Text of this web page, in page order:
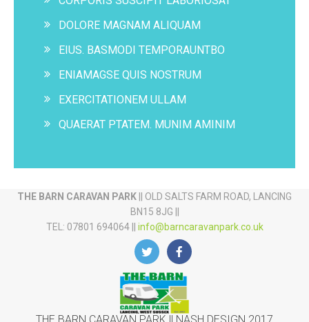
DOLORE MAGNAM ALIQUAM
EIUS. BASMODI TEMPORAUNTBO
ENIAMAGSE QUIS NOSTRUM
EXERCITATIONEM ULLAM
QUAERAT PTATEM. MUNIM AMINIM
THE BARN CARAVAN PARK || OLD SALTS FARM ROAD, LANCING
BN15 8JG ||
TEL: 07801 694064 || info@barncaravanpark.co.uk